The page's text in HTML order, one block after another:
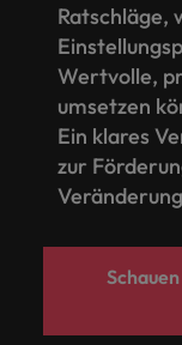
Ratschläge,
Wertvolle,
umsetzen
Ein klares
zur